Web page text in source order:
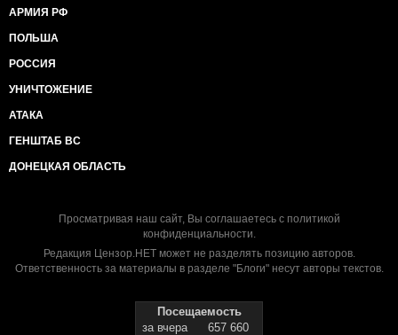
АРМИЯ РФ
ПОЛЬША
РОССИЯ
УНИЧТОЖЕНИЕ
АТАКА
ГЕНШТАБ ВС
ДОНЕЦКАЯ ОБЛАСТЬ
Просматривая наш сайт, Вы соглашаетесь с политикой
конфиденциальности.
Редакция Цензор.НЕТ может не разделять позицию авторов.
Ответственность за материалы в разделе "Блоги" несут авторы текстов.
Посещаемость
за вчера
657 660